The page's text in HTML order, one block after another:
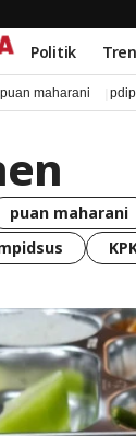
Politik
puan maharani pdip
puan maharani